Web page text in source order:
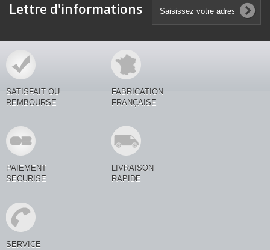
Lettre d'informations
SATISFAIT OU
REMBOURSE
FABRICATION
FRANÇAISE
PAIEMENT
SECURISE
LIVRAISON
RAPIDE
SERVICE